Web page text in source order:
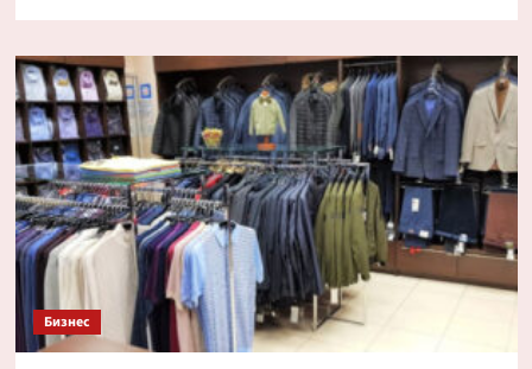
Контент
как
двигатель
продаж
Бизнес